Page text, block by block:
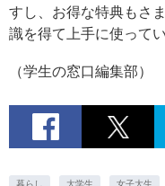
すし、お得な特典もさ
識を得て上手に使って
（学生の窓口編集部）